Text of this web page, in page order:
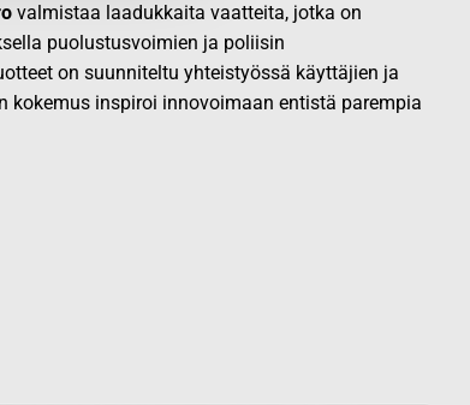
valmistaa laadukkaita vaatteita, jotka on
puolustusvoimien ja poliisin
on suunniteltu yhteistyössä käyttäjien ja
kokemus inspiroi innovoimaan entistä parempia